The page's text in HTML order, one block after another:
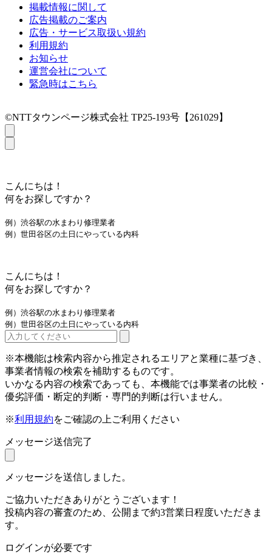
掲載情報に関して
広告掲載のご案内
広告・サービス取扱い規約
利用規約
お知らせ
運営会社について
緊急時はこちら
©NTTタウンページ株式会社 TP25-193号【261029】
こんにちは！
何をお探しですか？
例）渋谷駅の水まわり修理業者
例）世田谷区の土日にやっている内科
こんにちは！
何をお探しですか？
例）渋谷駅の水まわり修理業者
例）世田谷区の土日にやっている内科
※本機能は検索内容から推定されるエリアと業種に基づき、
事業者情報の検索を補助するものです。
いかなる内容の検索であっても、本機能では事業者の比較・
優劣評価・断定的判断・専門的判断は行いません。
※利用規約をご確認の上ご利用ください
メッセージ送信完了
メッセージを送信しました。
ご協力いただきありがとうございます！
投稿内容の審査のため、公開まで約3営業日程度いただきま
す。
ログインが必要です